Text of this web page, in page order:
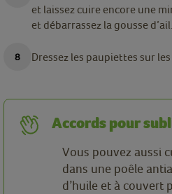
et laissez cuire encore une
et débarrassez la gousse d’ail.
Dressez les paupiettes sur les
Accords pour
Vous pouvez aussi
dans une poêle
d’huile et à couvert